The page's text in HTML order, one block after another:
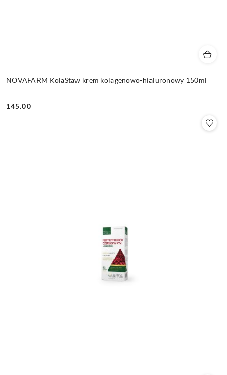
NOVAFARM KolaStaw krem kolagenowo-hialuronowy 150ml
Cena:
145.00